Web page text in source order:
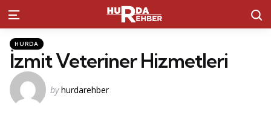
Menu
Kategoriler
Posted
in
HURDA
İzmit Veteriner Hizmetleri
Posted
by hurdarehber